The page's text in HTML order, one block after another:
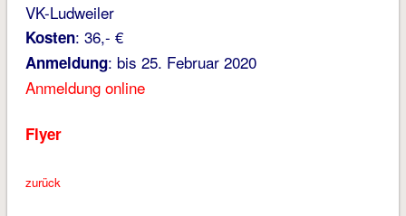
VK-Ludweiler
Kosten: 36,- €
Anmeldung: bis 25. Februar 2020
Anmeldung online
Flyer
zurück